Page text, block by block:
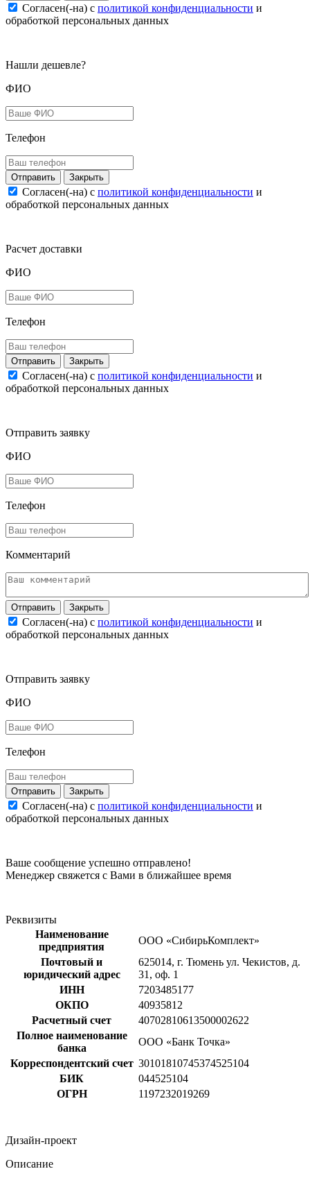
Согласен(-на) c политикой конфиденциальности и
обработкой персональных данных
Нашли дешевле?
ФИО
Телефон
Закрыть
Согласен(-на) c политикой конфиденциальности и
обработкой персональных данных
Расчет доставки
ФИО
Телефон
Закрыть
Согласен(-на) c политикой конфиденциальности и
обработкой персональных данных
Отправить заявку
ФИО
Телефон
Комментарий
Закрыть
Согласен(-на) c политикой конфиденциальности и
обработкой персональных данных
Отправить заявку
ФИО
Телефон
Закрыть
Согласен(-на) c политикой конфиденциальности и
обработкой персональных данных
Ваше сообщение успешно отправлено!
Менеджер свяжется с Вами в ближайшее время
Реквизиты
Наименование
предприятия
ООО «СибирьКомплект»
Почтовый и
юридический адрес
625014, г. Тюмень ул. Чекистов, д.
31, оф. 1
ИНН
7203485177
ОКПО
40935812
Расчетный счет
40702810613500002622
Полное наименование
банка
ООО «Банк Точка»
Корреспондентский счет 30101810745374525104
БИК
044525104
ОГРН
1197232019269
Дизайн-проект
Описание